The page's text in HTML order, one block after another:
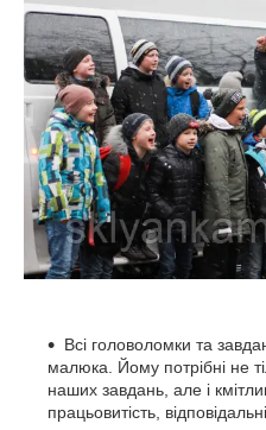
Всі головоломки та
малюка. Йому потрібні не
наших завдань, але і
працьовитість,